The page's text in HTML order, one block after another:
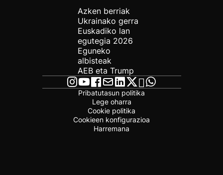
Azken berriak
Ukrainako gerra
Euskadiko lan
egutegia 2026
Eguneko
albisteak
AEB eta Trump
Pribatutasun politika
Lege oharra
Cookie politika
Cookieen konfigurazioa
Harremana